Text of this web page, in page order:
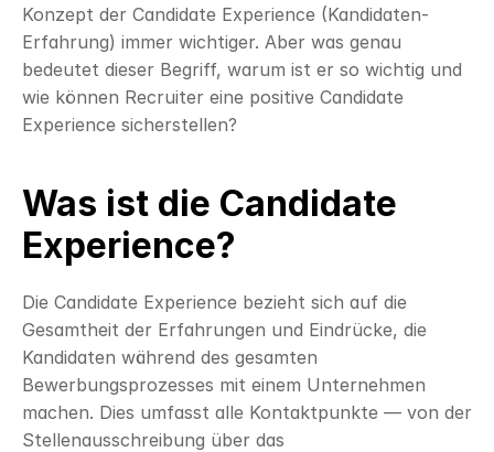
Konzept der Candidate Experience (Kandidaten-
Erfahrung) immer wichtiger. Aber was genau
bedeutet dieser Begriff, warum ist er so wichtig und
wie können Recruiter eine positive Candidate
Experience sicherstellen?
Was ist die Candidate
Experience?
Die Candidate Experience bezieht sich auf die
Gesamtheit der Erfahrungen und Eindrücke, die
Kandidaten während des gesamten
Bewerbungsprozesses mit einem Unternehmen
machen. Dies umfasst alle Kontaktpunkte — von der
Stellenausschreibung über das